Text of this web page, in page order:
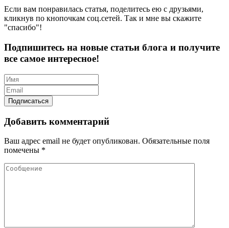
Если вам понравилась статья, поделитесь ею с друзьями,
кликнув по кнопочкам соц.сетей. Так и мне вы скажите
"спасибо"!
Подпишитесь на новые статьи блога и получите
все самое интересное!
Добавить комментарий
Ваш адрес email не будет опубликован. Обязательные поля
помечены *